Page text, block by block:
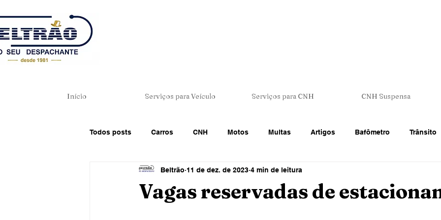
Início Serviços para Veículo Serviços para CNH CNH Suspensa
Todos posts Carros CNH Motos Multas Artigos Bafômetro Trânsito
Dicas de Direção Direito de Trânsito CNH - Carteira de Motorista
Vagas reservadas de
Beltrão 11 de dez. de 2023 4 min de leitura